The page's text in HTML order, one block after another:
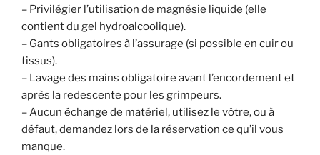
– Privilégier l’utilisation de magnésie liquide (elle
contient du gel hydroalcoolique).
– Gants obligatoires à l’assurage (si possible en cuir ou
tissus).
– Lavage des mains obligatoire avant l’encordement et
après la redescente pour les grimpeurs.
– Aucun échange de matériel, utilisez le vôtre, ou à
défaut, demandez lors de la réservation ce qu’il vous
manque.